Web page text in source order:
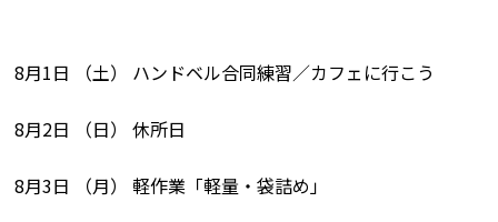
8月1日 （土） ハンドベル合同練習／カフェに行こう
8月2日 （日） 休所日
8月3日 （月） 軽作業「軽量・袋詰め」